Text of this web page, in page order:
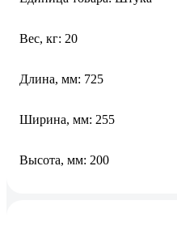
Вес, кг: 20
Длина, мм: 725
Ширина, мм: 255
Высота, мм: 200